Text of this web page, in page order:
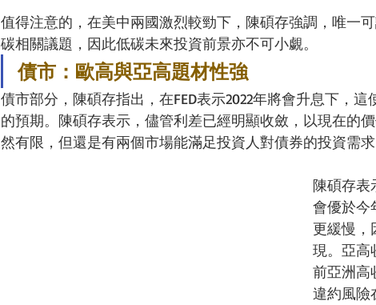
值得注意的，在美中兩國激烈較勁下，陳碩存強調，唯一
碳相關議題，因此低碳未來投資前景亦不可小覷。
債市：歐高與亞高題材性強
債市部分，陳碩存指出，在FED表示2022年將會升息下，
的預期。陳碩存表示，儘管利差已經明顯收斂，以現在的
然有限，但還是有兩個市場能滿足投資人對債券的投資需
陳碩存表
會優於今
更緩慢，
現。亞高
前亞洲高
違約風險